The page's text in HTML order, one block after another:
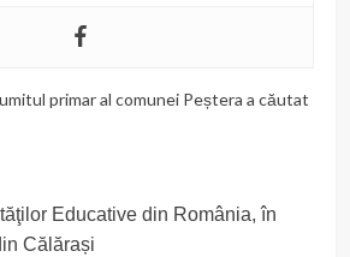
primar al comunei Peștera a căutat
Educative din România, în
Călărași